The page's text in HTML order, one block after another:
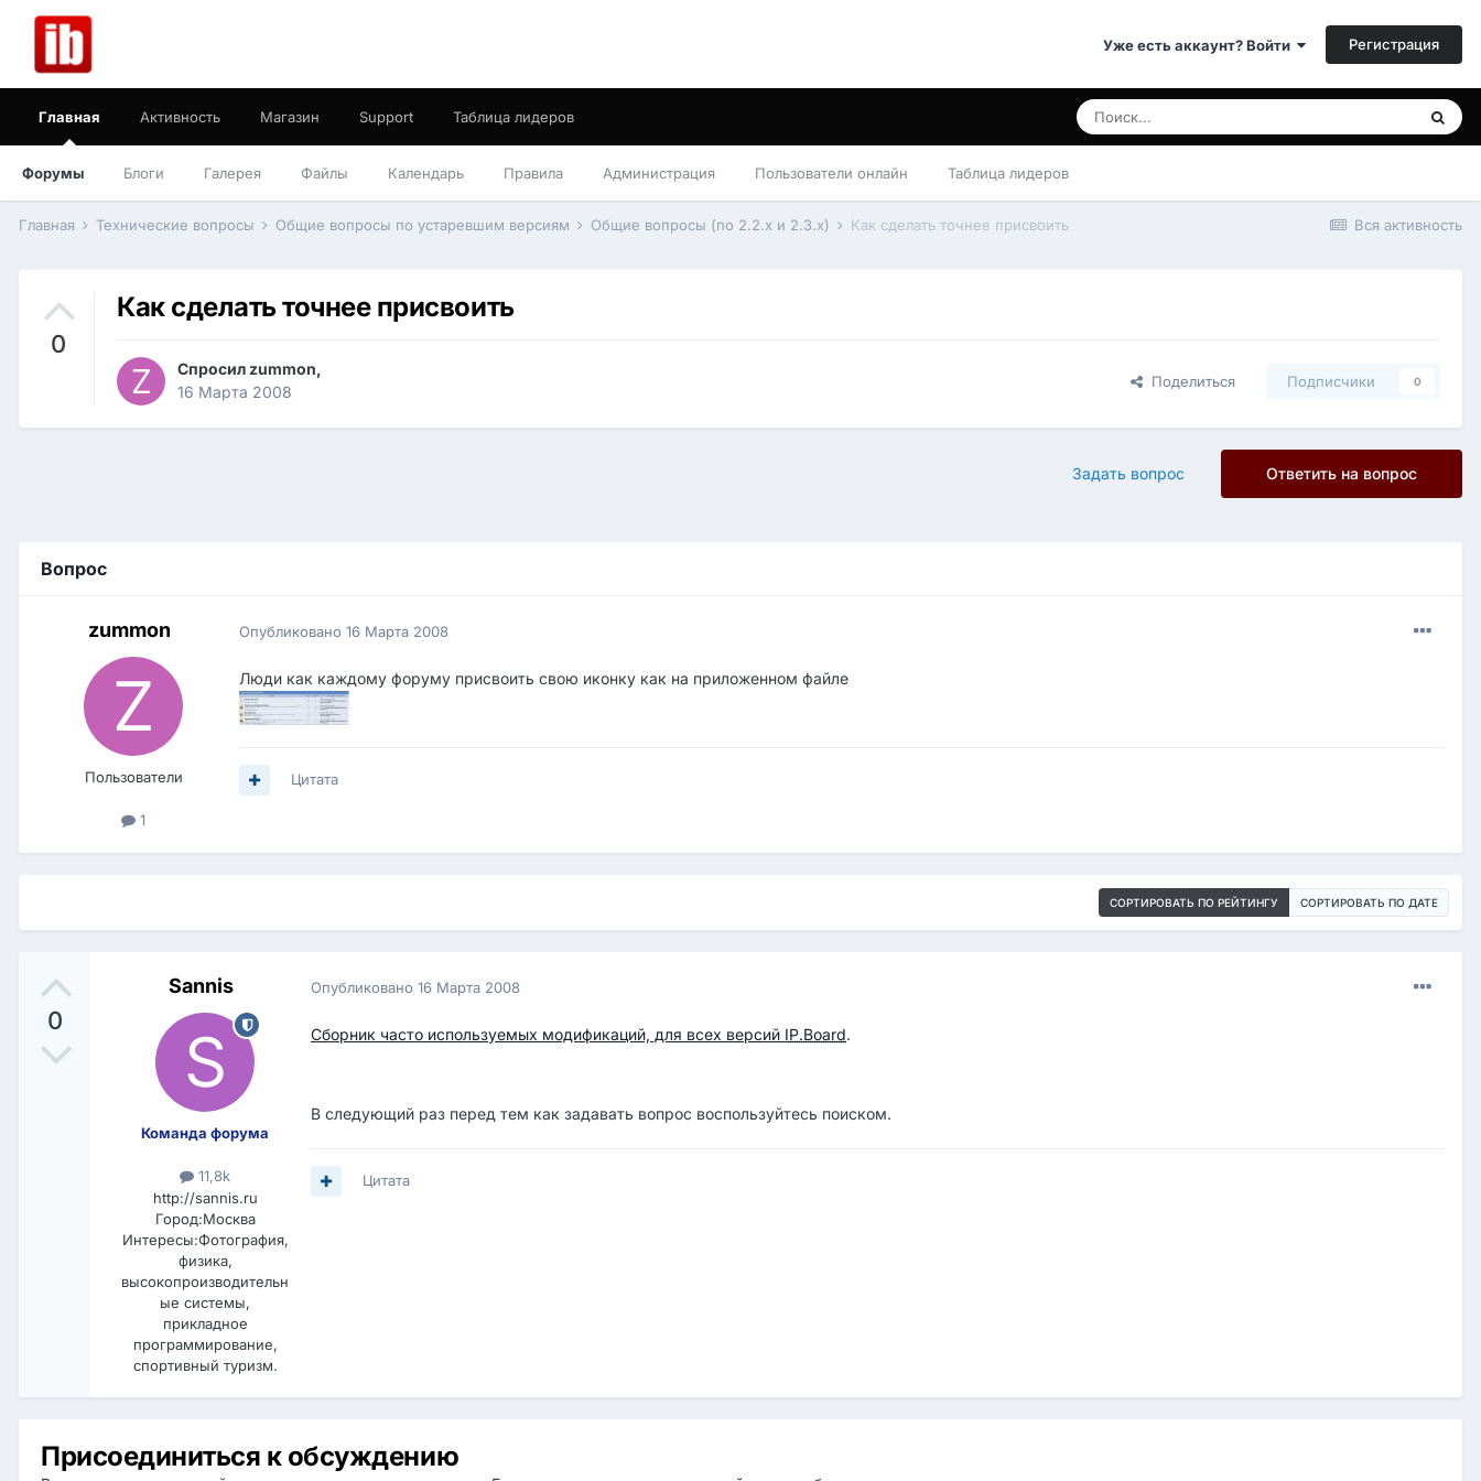
Уже есть аккаунт? Войти Регистрация
Главная
Форумы Блоги Галерея Файлы Календарь Правила Администрация Пользователи онлайн Таблица лидеров
Активность Магазин Support Таблица лидеров
Вся активность
Главная Технические вопросы Общие вопросы по устаревшим версиям Общие вопросы (по 2.2.x и 2.3.x) Как сделать точнее присвоить
0
Как сделать точнее присвоить
Спросил zummon,
16 Марта 2008
Поделиться Подписчики 0
Ответить на вопрос
Задать вопрос
Вопрос
zummon
Пользователи
1
Опубликовано 16 Марта 2008
Люди как каждому форуму присвоить свою иконку как на приложенном файле
Цитата
СОРТИРОВАТЬ ПО РЕЙТИНГУ СОРТИРОВАТЬ ПО ДАТЕ
0
Sannis
Команда форума
11,8k
http://sannis.ru
Город:Москва
Интересы:Фотография,
физика,
высокопроизводительн
ые системы,
прикладное
программирование,
спортивный туризм.
Опубликовано 16 Марта 2008
Сборник часто используемых модификаций, для всех версий IP.Board.
В следующий раз перед тем как задавать вопрос воспользуйтесь поиском.
Цитата
Присоединиться к обсуждению